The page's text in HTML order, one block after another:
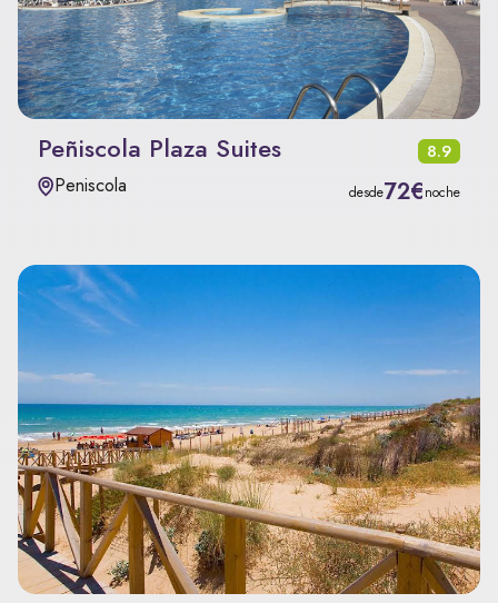
Peñiscola Plaza Suites 8.9
Peniscola desde72€noche